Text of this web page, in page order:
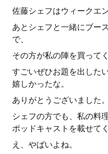
佐藤シェフはウィークエ
あとシェフと一緒にブー
で、
その方が私の陣を買って
すごいぜひお題を出した
嬉しかったな。
ありがとうございました。
シェフの方でも、私の料
ポッドキャストを載せて
え、やばいよね。